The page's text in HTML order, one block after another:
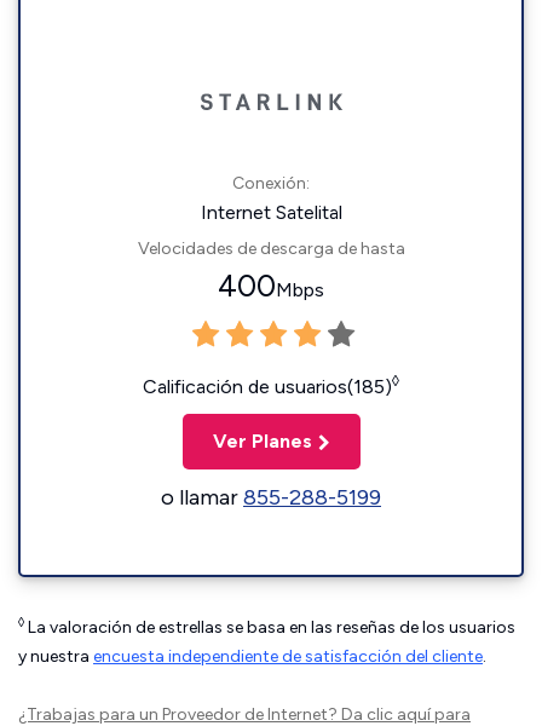
Conexión:
Internet Satelital
Velocidades de descarga de hasta
400Mbps
Calificación de usuarios(185)◊
Ver Planes
o llamar855-288-5199
◊ La valoración de estrellas se basa en las reseñas de los usuarios
y nuestra encuesta independiente de satisfacción del cliente.
¿Trabajas para un Proveedor de Internet? Da clic aquípara